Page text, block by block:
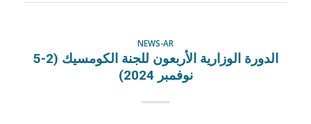
NEWS-AR
الدورة الوزارية الأربعون للجنة الكومسيك (2-5
نوفمبر 2024)